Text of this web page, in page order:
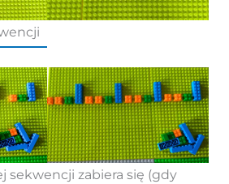
sekwencji zabiera się (gdy